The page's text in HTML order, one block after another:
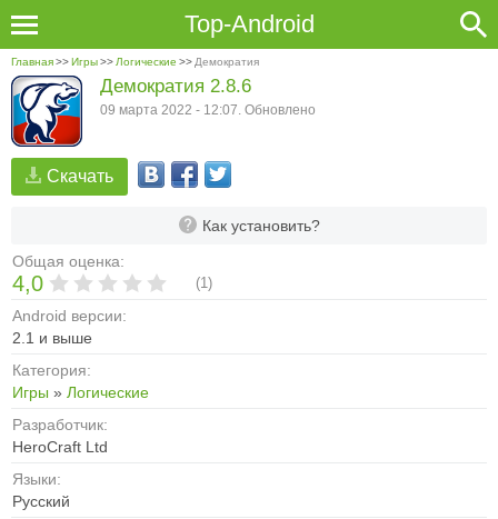
Top-Android
Главная>>Игры>> Логические >> Демократия
Скачать
Как установить?
Общая оценка:
4,0 (1)
Android версии:
2.1 и выше
Категория:
Игры » Логические
Разработчик:
HeroCraft Ltd
Языки:
Русский
Демократия 2.8.6
09 марта 2022 - 12:07. Обновлено